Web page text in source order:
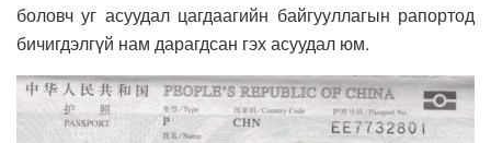
боловч уг асуудал цагдаагийн байгууллагын рапортод
бичигдэлгүй нам дарагдсан гэх асуудал юм.